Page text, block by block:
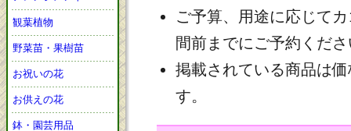
観葉植物
野菜苗・果樹苗
お祝いの花
お供えの花
鉢・園芸用品
ご予算、用途に応じて
間前までにご予約くだ
掲載されている商品は
す。